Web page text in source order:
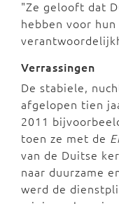
"Ze gelooft dat
hebben voor
Verrassingen
De stabiele,
afgelopen tien
2011
toen ze met de
van de Duitse
naar duurzame
werd de